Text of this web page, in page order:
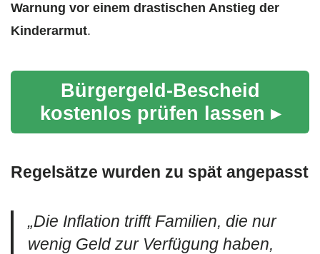
Warnung vor einem drastischen Anstieg der
Kinderarmut.
Bürgergeld-Bescheid
kostenlos prüfen lassen ▸
Regelsätze wurden zu spät angepasst
„Die Inflation trifft Familien, die nur
wenig Geld zur Verfügung haben,